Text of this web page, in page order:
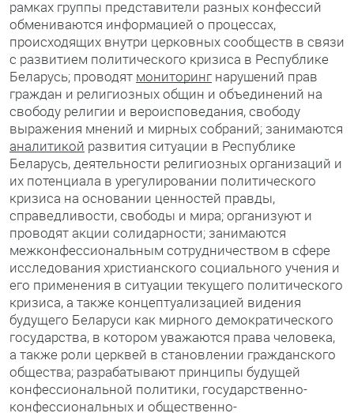
рамках группы представители разных конфессий
обмениваются информацией о процессах,
происходящих внутри церковных сообществ в связи
с развитием политического кризиса в Республике
Беларусь; проводят мониторинг нарушений прав
граждан и религиозных общин и объединений на
свободу религии и вероисповедания, свободу
выражения мнений и мирных собраний; занимаются
аналитикой развития ситуации в Республике
Беларусь, деятельности религиозных организаций и
их потенциала в урегулировании политического
кризиса на основании ценностей правды,
справедливости, свободы и мира; организуют и
проводят акции солидарности; занимаются
межконфессиональным сотрудничеством в сфере
исследования христианского социального учения и
его применения в ситуации текущего политического
кризиса, а также концептуализацией видения
будущего Беларуси как мирного демократического
государства, в котором уважаются права человека,
а также роли церквей в становлении гражданского
общества; разрабатывают принципы будущей
конфессиональной политики, государственно-
конфессиональных и общественно-